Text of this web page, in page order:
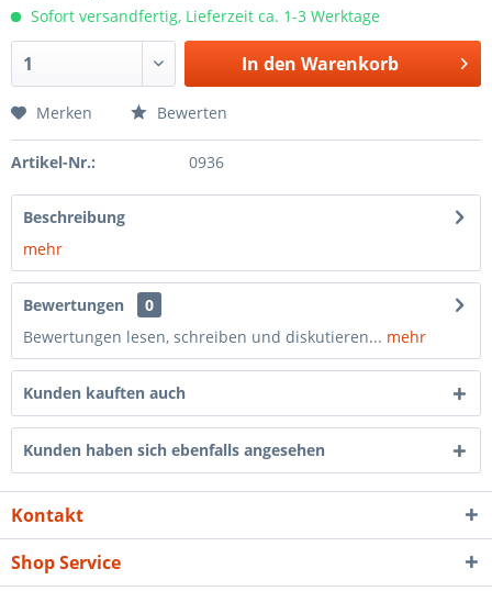
Sofort versandfertig, Lieferzeit ca. 1-3 Werktage
In den Warenkorb
Merken Bewerten
Artikel-Nr.: 0936
Beschreibung
mehr
Bewertungen
0
Bewertungen lesen, schreiben und diskutieren... mehr
Kunden kauften auch
Kunden haben sich ebenfalls angesehen
Kontakt
Shop Service